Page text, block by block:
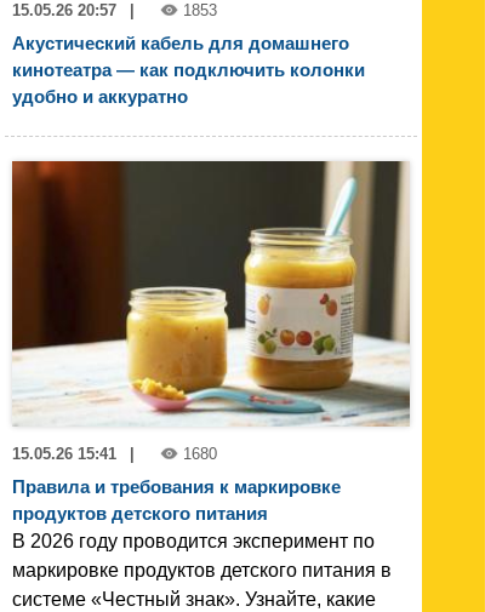
15.05.26 20:57 1853
Акустический кабель для домашнего
кинотеатра — как подключить колонки
удобно и аккуратно
15.05.26 15:41 1680
Правила и требования к маркировке
продуктов детского питания
В 2026 году проводится эксперимент по
маркировке продуктов детского питания в
системе «Честный знак». Узнайте, какие